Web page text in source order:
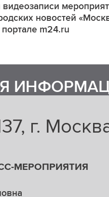
новостей
m24.ru
г.
МЕРОПРИЯТИЯ